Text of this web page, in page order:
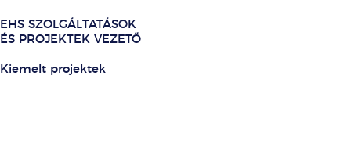
EHS SZOLGÁLTATÁSOK
ÉS PROJEKTEK VEZETŐ
Kiemelt projektek